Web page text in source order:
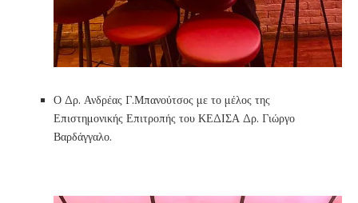
Ο Δρ. Ανδρέας Γ.Μπανούτσος με το μέλος της
Επιστημονικής Επιτροπής του ΚΕΔΙΣΑ Δρ. Γιώργο
Βαρδάγγαλο.